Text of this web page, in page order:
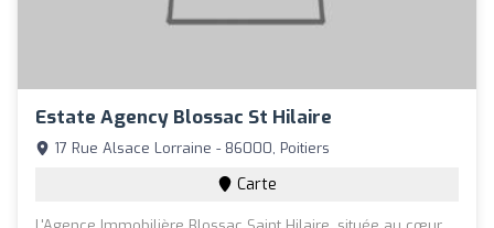
Estate Agency Blossac St Hilaire
17 Rue Alsace Lorraine - 86000, Poitiers
Carte